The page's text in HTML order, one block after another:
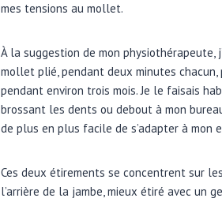
mes tensions au mollet.
À la suggestion de mon
mollet plié, pendant deux minutes
pendant environ trois mois. Je le faisais
brossant les dents ou debout à mon
de plus en plus facile de s’adapter à mon
Ces deux étirements se concentrent sur
l’arrière de la jambe, mieux étiré avec un